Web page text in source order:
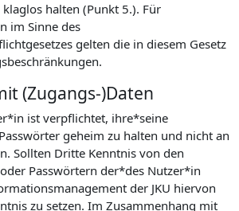
halten (Punkt 5.). Für
im Sinne des
gelten die in diesem Gesetz
(Zugangs-)Daten
ist verpflichtet, ihre*seine
geheim zu halten und nicht an
Sollten Dritte Kenntnis von den
Passwörtern der*des Nutzer*in
der JKU hiervon
zu setzen. Im Zusammenhang mit